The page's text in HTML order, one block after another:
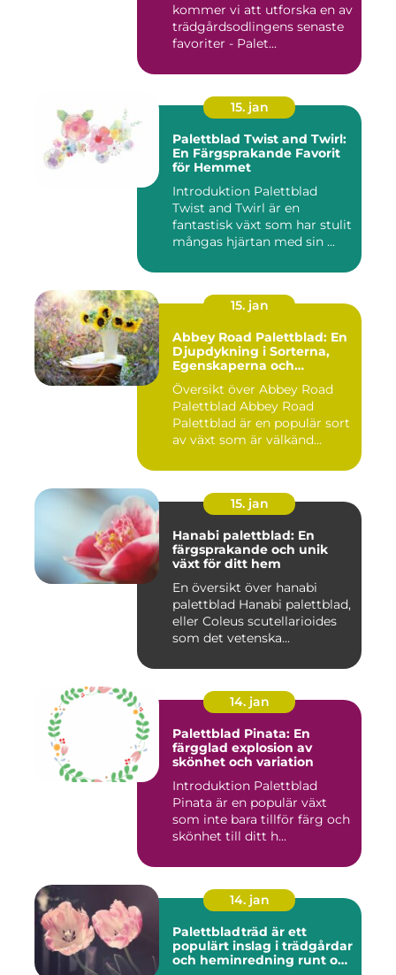
kommer vi att utforska en av
trädgårdsodlingens senaste
favoriter - Palet...
15. jan
Palettblad Twist and Twirl:
En Färgsprakande Favorit
för Hemmet
Introduktion Palettblad
Twist and Twirl är en
fantastisk växt som har stulit
mångas hjärtan med sin ...
15. jan
Abbey Road Palettblad: En
Djupdykning i Sorterna,
Egenskaperna och
Historien
Översikt över Abbey Road
Palettblad Abbey Road
Palettblad är en populär sort
av växt som är välkänd...
15. jan
Hanabi palettblad: En
färgsprakande och unik
växt för ditt hem
En översikt över hanabi
palettblad Hanabi palettblad,
eller Coleus scutellarioides
som det vetenska...
14. jan
Palettblad Pinata: En
färgglad explosion av
skönhet och variation
Introduktion Palettblad
Pinata är en populär växt
som inte bara tillför färg och
skönhet till ditt h...
14. jan
Palettbladträd är ett
populärt inslag i trädgårdar
och heminredning runt om